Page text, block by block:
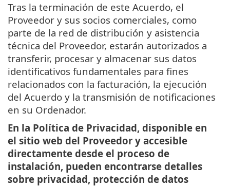
Tras la terminación de este Acuerdo, el
Proveedor y sus socios comerciales, como
parte de la red de distribución y asistencia
técnica del Proveedor, estarán autorizados a
transferir, procesar y almacenar sus datos
identificativos fundamentales para fines
relacionados con la facturación, la ejecución
del Acuerdo y la transmisión de notificaciones
en su Ordenador.
En la Política de Privacidad, disponible en
el sitio web del Proveedor y accesible
directamente desde el proceso de
instalación, pueden encontrarse detalles
sobre privacidad, protección de datos